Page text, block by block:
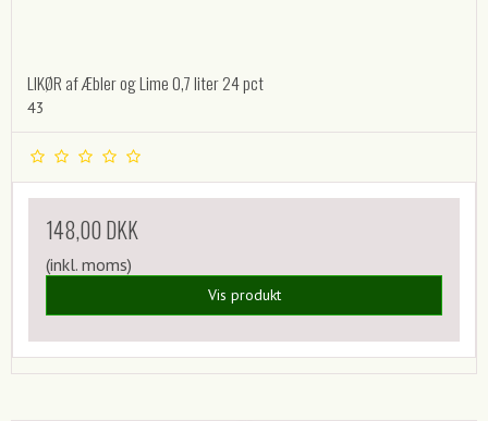
LIKØR af Æbler og Lime 0,7 liter 24 pct
43
148,00 DKK
(inkl. moms)
Vis produkt